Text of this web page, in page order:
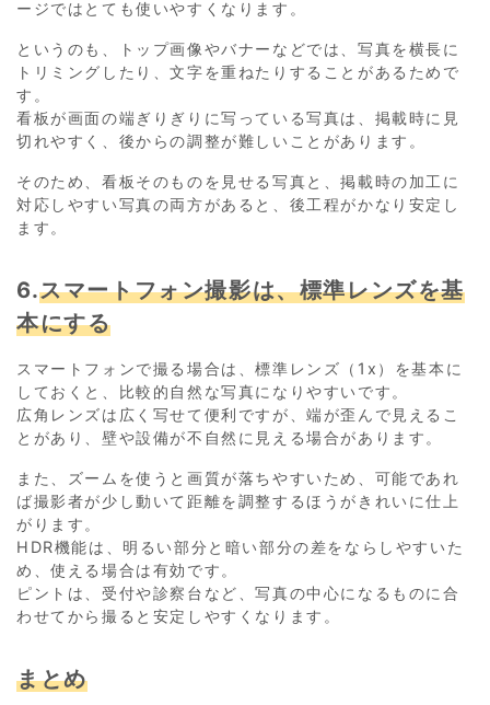
ージではとても使いやすくなります。
というのも、トップ画像やバナーなどでは、写真を横長に
トリミングしたり、文字を重ねたりすることがあるためで
す。
看板が画面の端ぎりぎりに写っている写真は、掲載時に見
切れやすく、後からの調整が難しいことがあります。
そのため、看板そのものを見せる写真と、掲載時の加工に
対応しやすい写真の両方があると、後工程がかなり安定し
ます。
6.スマートフォン撮影は、標準レンズを基
本にする
スマートフォンで撮る場合は、標準レンズ（1x）を基本に
しておくと、比較的自然な写真になりやすいです。
広角レンズは広く写せて便利ですが、端が歪んで見えるこ
とがあり、壁や設備が不自然に見える場合があります。
また、ズームを使うと画質が落ちやすいため、可能であれ
ば撮影者が少し動いて距離を調整するほうがきれいに仕上
がります。
HDR機能は、明るい部分と暗い部分の差をならしやすいた
め、使える場合は有効です。
ピントは、受付や診察台など、写真の中心になるものに合
わせてから撮ると安定しやすくなります。
まとめ